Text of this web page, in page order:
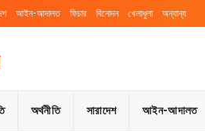
আইন-আদালত ফিচার বিনোদন খেলাধুলা অন্যান্য
অর্থনীতি সারাদেশ আইন-আদালত